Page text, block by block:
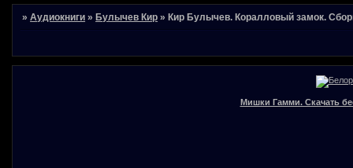
»Аудиокниги » Булычев Кир » Кир Булычев. Коралловый замок.
Мишки Гамми. Скачать